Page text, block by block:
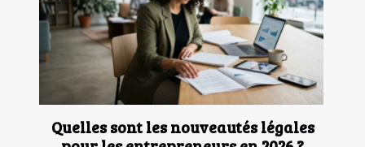
Quelles sont les nouveautés légales